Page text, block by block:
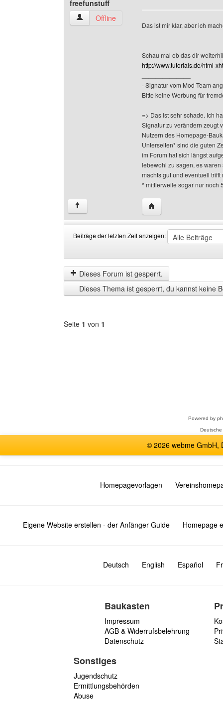
freefunstuff
freefunstuff Benutzer-Profile anzeigen
Offline
Das ist mir klar, aber ich
Schau mal ob das dir
http://www.tutorials.de/html-
- Signatur vom Mod Team
Bitte keine Werbung für
=> Das ist sehr schade. Ich
Signatur zu verändern zeugt
Nutzern des Homepage-
Unterseiten* sind die guten
im Forum hat sich längst
lebewohl zu sagen, es
machts gut und eventuell
* mittlerweile sogar nur noch
↑ Website dieses
Beiträge der letzten Zeit anzeigen:
der
letzten
Zeit
anzeigen
by
Dieses Forum ist gesperrt.
Dieses Thema ist gesperrt, du kannst keine
Seite 1 von 1
Powered by
© 2026 webme GmbH,
Homepagevorlagen
Eigene Website erstellen - der Anfänger Guide Homepage
Deutsch English Español
Baukasten
Impressum
AGB & Widerrufsbelehrung
Datenschutz
Sonstiges
Jugendschutz
Ermittlungsbehörden
Abuse